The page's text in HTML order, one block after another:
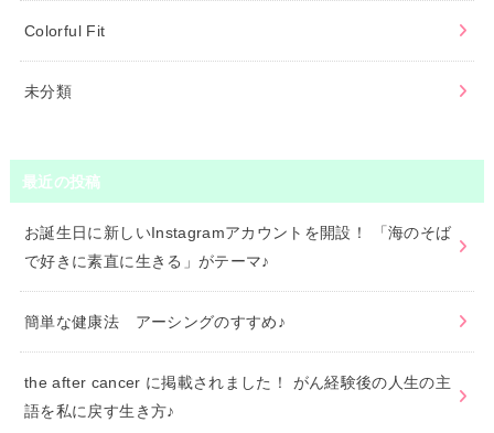
Colorful Fit
未分類
最近の投稿
お誕生日に新しいInstagramアカウントを開設！ 「海のそば
で好きに素直に生きる」がテーマ♪
簡単な健康法 アーシングのすすめ♪
the after cancer に掲載されました！ がん経験後の人生の主
語を私に戻す生き方♪